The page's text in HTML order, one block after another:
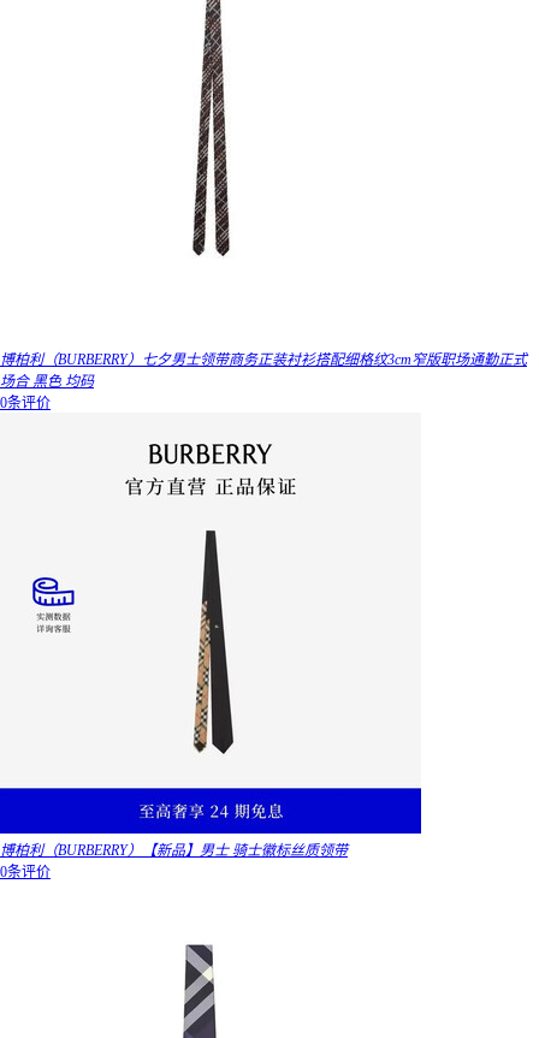
博柏利（BURBERRY）七夕男士领带商务正装衬衫搭配细格纹3cm窄版职场通勤正式
场合 黑色 均码
0条评价
博柏利（BURBERRY）【新品】男士 骑士徽标丝质领带
0条评价